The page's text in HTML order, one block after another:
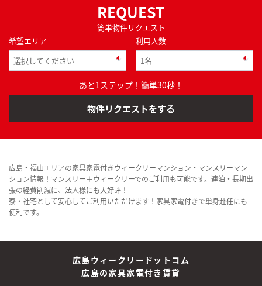
REQUEST
簡単物件リクエスト
希望エリア
利用人数
あと1ステップ！簡単30秒！
物件リクエストをする
広島・福山エリアの家具家電付きウィークリーマンション・マンスリーマン
ション情報！マンスリー＋ウィークリーでのご利用も可能です。連泊・長期出
張の経費削減に、法人様にも大好評！
寮・社宅として安心してご利用いただけます！家具家電付きで単身赴任にも
便利です。
広島ウィークリードットコム
広島の家具家電付き賃貸